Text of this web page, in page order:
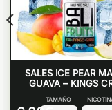
SALES ICE PEAR
GUAVA – KINGS
TAMAÑO